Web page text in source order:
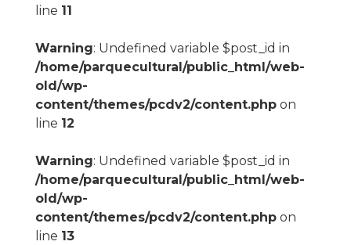
line 11
Warning: Undefined variable $post_id in
/home/parquecultural/public_html/web-
old/wp-
content/themes/pcdv2/content.phpon
line 12
Warning: Undefined variable $post_id in
/home/parquecultural/public_html/web-
old/wp-
content/themes/pcdv2/content.phpon
line 13